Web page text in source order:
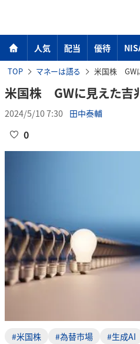
人気 配当 優待
TOP マネーは語る 米国株 GW
米国株 GWに見えた
2024/5/10 7:30 田中泰輔
0
#米国株 #為替市場 #生成AI